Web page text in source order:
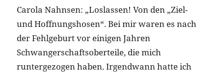
Carola Nahnsen: „Loslassen! Von den „Ziel-
und Hoffnungshosen“. Bei mir waren es nach
der Fehlgeburt vor einigen Jahren
Schwangerschaftsoberteile, die mich
runtergezogen haben. Irgendwann hatte ich